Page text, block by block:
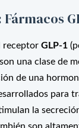
receptor GLP-1
una clase de
de una
para
la